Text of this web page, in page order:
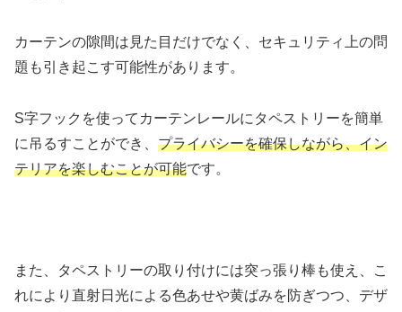
カーテンの隙間は見た目だけでなく、セキュリティ上の問
題も引き起こす可能性があります。
S字フックを使ってカーテンレールにタペストリーを簡単
に吊るすことができ、 プライバシーを確保しながら、イン
テリアを楽しむことが可能です。
また、タペストリーの取り付けには突っ張り棒も使え、こ
れにより直射日光による色あせや黄ばみを防ぎつつ、デザ